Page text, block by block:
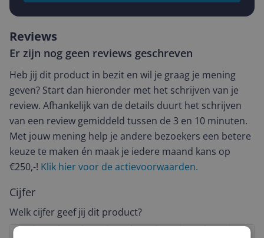
Reviews
Er zijn nog geen reviews geschreven
Heb jij dit product in bezit en wil je graag je mening
geven? Start dan hieronder met het schrijven van je
review. Afhankelijk van de details duurt het schrijven
van een review gemiddeld tussen de 3 en 10 minuten.
Met jouw mening help je andere bezoekers een betere
keuze te maken én maak je iedere maand kans op
€250,-! Klik hier voor de actievoorwaarden.
Cijfer
Welk cijfer geef jij dit product?